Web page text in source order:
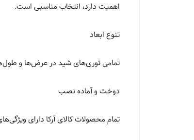
اهمیت دارد، انتخاب مناسبی است.
تنوع ابعاد
تمامی توری‌های شید در عرض‌ها و
دوخت و آماده نصب
تمام محصولات کالای آرکا دارای